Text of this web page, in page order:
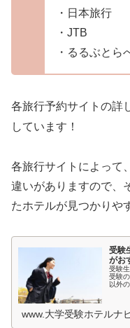
・日本旅行
・JTB
・るるぶとら
各旅行予約サイトの詳
しています！
各旅行サイトによって
違いがありますので、
たホテルが見つかりや
受験
がお
受験
受験
以外
www.大学受験ホテルナ